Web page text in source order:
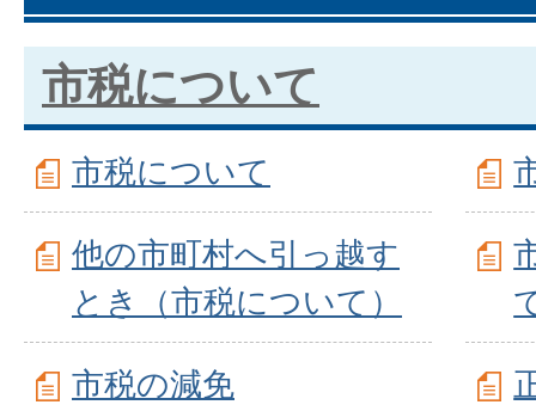
市税について
市税について
他の市町村へ引っ越す
とき（市税について）
市税の減免